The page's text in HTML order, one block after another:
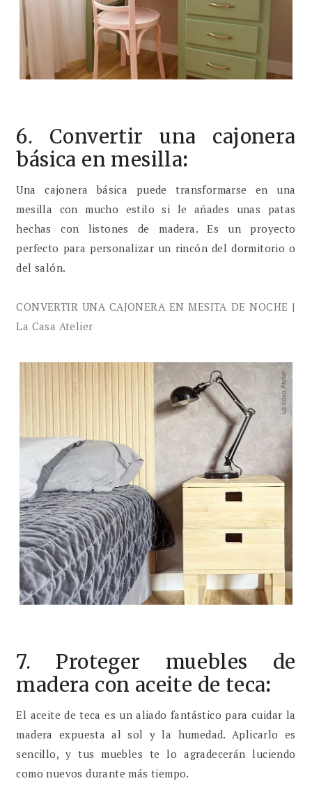
6. Convertir una cajonera
básica en mesilla:
Una cajonera básica puede transformarse en una
mesilla con mucho estilo si le añades unas patas
hechas con listones de madera. Es un proyecto
perfecto para personalizar un rincón del dormitorio o
del salón.
CONVERTIR UNA CAJONERA EN MESITA DE NOCHE |
La Casa Atelier
7. Proteger muebles de
madera con aceite de teca:
El aceite de teca es un aliado fantástico para cuidar la
madera expuesta al sol y la humedad. Aplicarlo es
sencillo, y tus muebles te lo agradecerán luciendo
como nuevos durante más tiempo.